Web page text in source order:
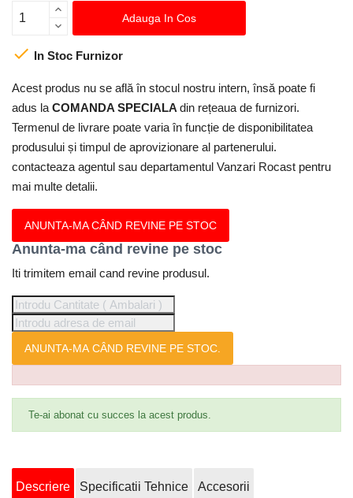
Adauga In Cos
 In Stoc Furnizor
Acest produs nu se află în stocul nostru intern, însă poate fi
adus la COMANDA SPECIALA din rețeaua de furnizori.
Termenul de livrare poate varia în funcție de disponibilitatea
produsului și timpul de aprovizionare al partenerului.
contacteaza agentul sau departamentul Vanzari Rocast pentru
mai multe detalii.
ANUNTA-MA CÂND REVINE PE STOC
Anunta-ma când revine pe stoc
Iti trimitem email cand revine produsul.
ANUNTA-MA CÂND REVINE PE STOC.
Te-ai abonat cu succes la acest produs.
Descriere Specificatii Tehnice Accesorii